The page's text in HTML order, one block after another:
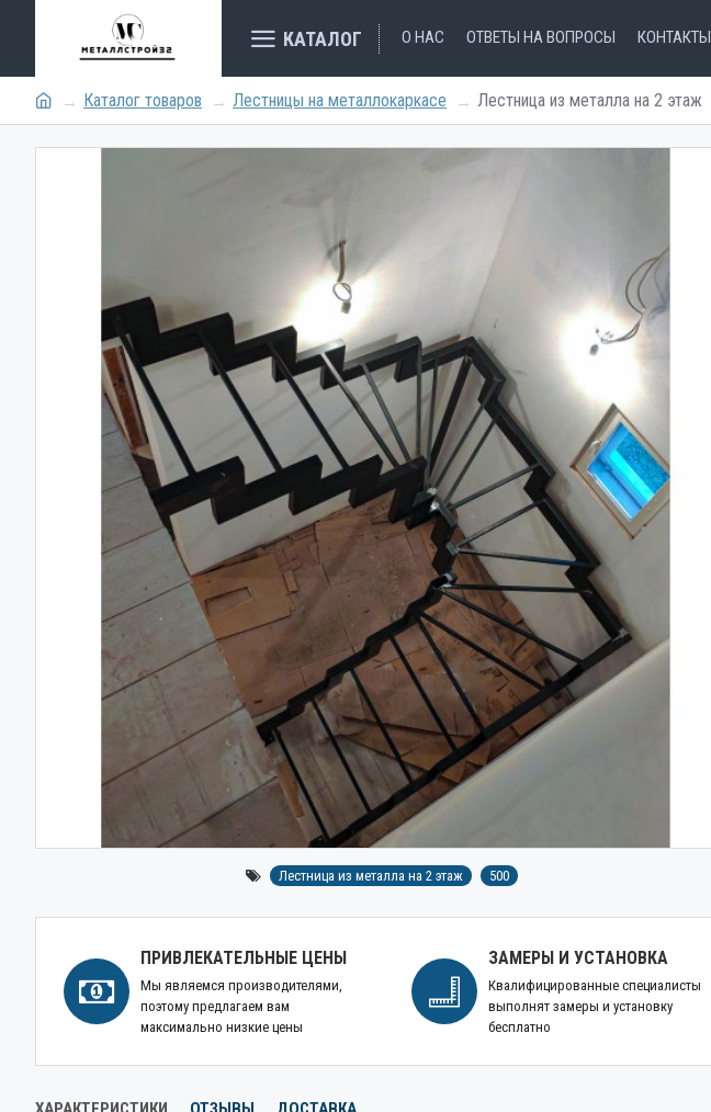
КАТАЛОГ О НАС ОТВЕТЫ НА ВОПРОСЫ КОНТАКТЫ
Каталог товаров Лестницы на металлокаркасе Лестница из металла на 2 этаж
Лестница из металла на 2 этаж 500
ПРИВЛЕКАТЕЛЬНЫЕ ЦЕНЫ
Мы являемся производителями,
поэтому предлагаем вам
максимально низкие цены
ЗАМЕРЫ И УСТАНОВКА
Квалифицированные специалисты
выполнят замеры и установку
бесплатно